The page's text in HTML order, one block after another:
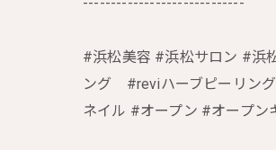
#浜松美容 #浜松サロン #
ング #reviハーブピーリン
ネイル #オープン #オープ